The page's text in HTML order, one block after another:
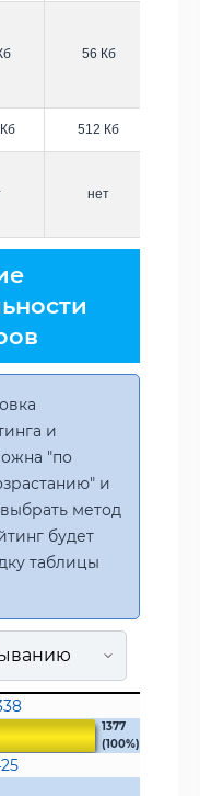
56 Кб
512 Кб
нет
и
"по
и
метод
будет
таблицы
1377
(100%)